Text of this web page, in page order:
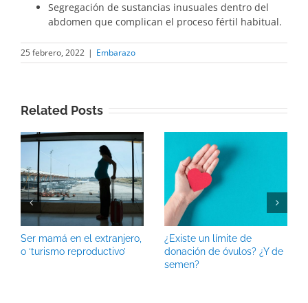
Segregación de sustancias inusuales dentro del
abdomen que complican el proceso fértil habitual.
25 febrero, 2022 | Embarazo
Related Posts
Ser mamá en el extranjero,
o ‘turismo reproductivo’
¿Existe un límite de
donación de óvulos? ¿Y de
semen?